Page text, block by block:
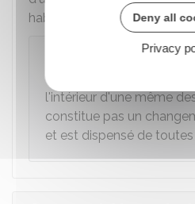
habitation.
Un changement de sous-
l'intérieur d'une même
constitue pas un
et est dispensé de
Deny all
Privacy